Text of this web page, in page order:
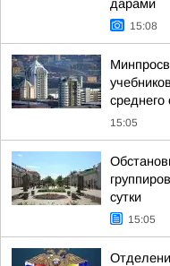
дарами
15:08
среднего
15:05
сутки
15:05